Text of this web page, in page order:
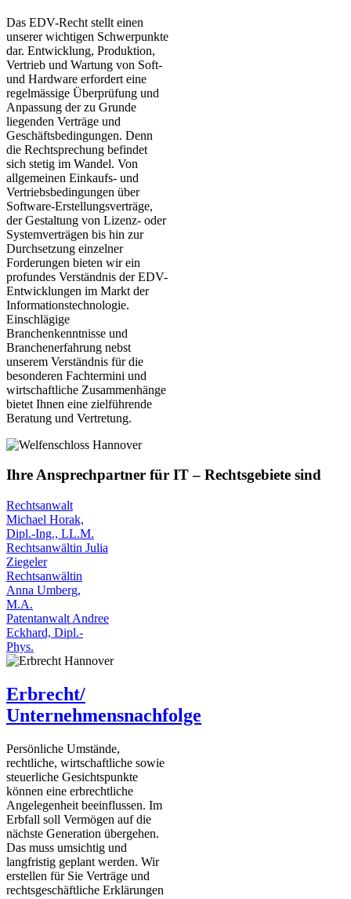
Das EDV-Recht stellt einen
unserer wichtigen Schwerpunkte
dar. Entwicklung, Produktion,
Vertrieb und Wartung von Soft-
und Hardware erfordert eine
regelmässige Überprüfung und
Anpassung der zu Grunde
liegenden Verträge und
Geschäftsbedingungen. Denn
die Rechtsprechung befindet
sich stetig im Wandel. Von
allgemeinen Einkaufs- und
Vertriebsbedingungen über
Software-Erstellungsverträge,
der Gestaltung von Lizenz- oder
Systemverträgen bis hin zur
Durchsetzung einzelner
Forderungen bieten wir ein
profundes Verständnis der EDV-
Entwicklungen im Markt der
Informationstechnologie.
Einschlägige
Branchenkenntnisse und
Branchenerfahrung nebst
unserem Verständnis für die
besonderen Fachtermini und
wirtschaftliche Zusammenhänge
bietet Ihnen eine zielführende
Beratung und Vertretung.
Ihre Ansprechpartner für IT – Rechtsgebiete sind
Rechtsanwalt
Michael Horak,
Dipl.-Ing., LL.M.
Rechtsanwältin Julia
Ziegeler
Rechtsanwältin
Anna Umberg,
M.A.
Patentanwalt Andree
Eckhard, Dipl.-
Phys.
Erbrecht/
Unternehmensnachfolge
Persönliche Umstände,
rechtliche, wirtschaftliche sowie
steuerliche Gesichtspunkte
können eine erbrechtliche
Angelegenheit beeinflussen. Im
Erbfall soll Vermögen auf die
nächste Generation übergehen.
Das muss umsichtig und
langfristig geplant werden. Wir
erstellen für Sie Verträge und
rechtsgeschäftliche Erklärungen